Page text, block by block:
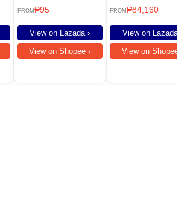
SPF90
FROM ₱95
View on Lazada ›
View on Shopee ›
FROM₱84,160
View on Lazada ›
View on Shopee ›